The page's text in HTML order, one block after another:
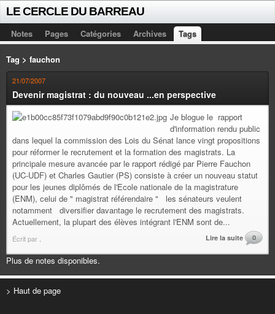
LE CERCLE DU BARREAU
Notes Pages Catégories Archives Tags
Tag > fauchon
21/07/2007
Devenir magistrat : du nouveau ...en perspective
Je blogue le rapport
d'information rendu public
dans lequel la commission des Lois du Sénat lance vingt propositions
pour réformer le recrutement et la formation des magistrats. La
principale mesure avancée par le rapport rédigé par Pierre Fauchon
(UC-UDF) et Charles Gautier (PS) consiste à créer un nouveau statut
pour les jeunes diplômés de l'Ecole nationale de la magistrature
(ENM), celui de " magistrat référendaire " les sénateurs veulent
notamment diversifier davantage le recrutement des magistrats.
Actuellement, la plupart des élèves intégrant l'ENM sont de...
Écrit par Lire la suite 0
Plus de notes disponibles.
> Haut de page